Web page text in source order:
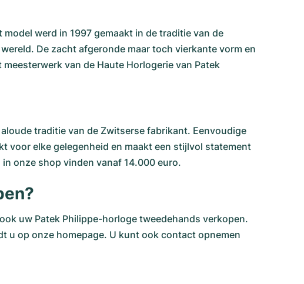
model werd in 1997 gemaakt in de traditie van de
De zacht afgeronde maar toch vierkante vorm en
van de Haute Horlogerie van Patek
traditie van de Zwitserse fabrikant. Eenvoudige
voor elke gelegenheid en maakt een stijlvol statement
onze shop vinden vanaf 14.000 euro.
uw Patek Philippe-horloge tweedehands verkopen.
u op onze homepage. U kunt ook contact opnemen